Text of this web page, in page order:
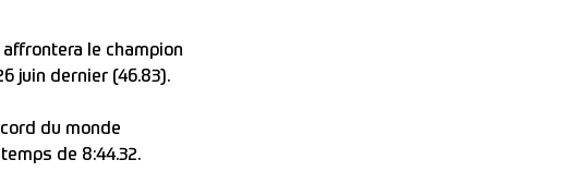
le champion
juin dernier (46.83).
du monde
de 8:44.32.